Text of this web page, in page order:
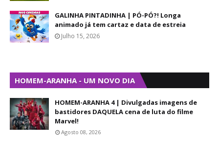
GALINHA PINTADINHA | PÓ-PÓ?! Longa
animado já tem cartaz e data de estreia
Julho 15, 2026
HOMEM-ARANHA - UM NOVO DIA
HOMEM-ARANHA 4 | Divulgadas imagens de
bastidores DAQUELA cena de luta do filme
Marvel!
Agosto 08, 2026